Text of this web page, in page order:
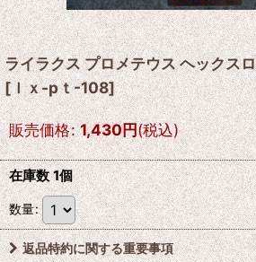
ライラクス プロメテウス ヘックス
[ｌｘ-pｔ-108]
販売価格: 1,430円(税込)
在庫数 1個
数量:
返品特約に関する重要事項